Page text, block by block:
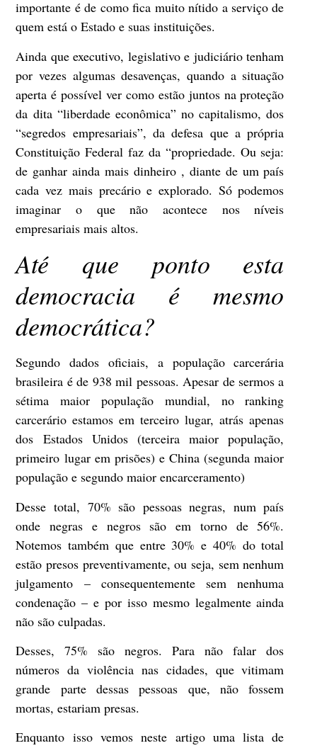
importante é de como fica muito nítido a serviço de
quem está o Estado e suas instituições.
Ainda que executivo, legislativo e judiciário tenham
por vezes algumas desavenças, quando a situação
aperta é possível ver como estão juntos na proteção
da dita “liberdade econômica” no capitalismo, dos
“segredos empresariais”, da defesa que a própria
Constituição Federal faz da “propriedade. Ou seja:
de ganhar ainda mais dinheiro , diante de um país
cada vez mais precário e explorado. Só podemos
imaginar o que não acontece nos níveis
empresariais mais altos.
Até que ponto esta
democracia é mesmo
democrática?
Segundo dados oficiais, a população carcerária
brasileira é de 938 mil pessoas. Apesar de sermos a
sétima maior população mundial, no ranking
carcerário estamos em terceiro lugar, atrás apenas
dos Estados Unidos (terceira maior população,
primeiro lugar em prisões) e China (segunda maior
população e segundo maior encarceramento)
Desse total, 70% são pessoas negras, num país
onde negras e negros são em torno de 56%.
Notemos também que entre 30% e 40% do total
estão presos preventivamente, ou seja, sem nenhum
julgamento – consequentemente sem nenhuma
condenação – e por isso mesmo legalmente ainda
não são culpadas.
Desses, 75% são negros. Para não falar dos
números da violência nas cidades, que vitimam
grande parte dessas pessoas que, não fossem
mortas, estariam presas.
Enquanto isso vemos neste artigo uma lista de